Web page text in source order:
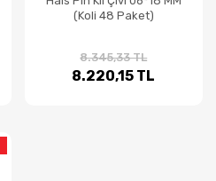
(Koli 48 Paket)
8.345,33 TL
8.220,15 TL